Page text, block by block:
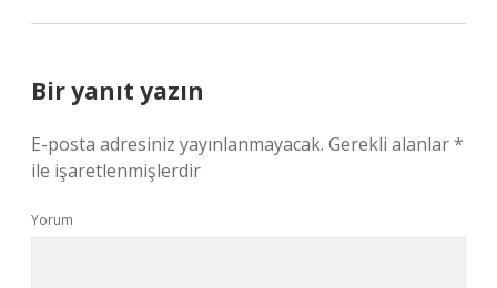
Bir yanıt yazın
E-posta adresiniz yayınlanmayacak. Gerekli alanlar*
ile işaretlenmişlerdir
Yorum